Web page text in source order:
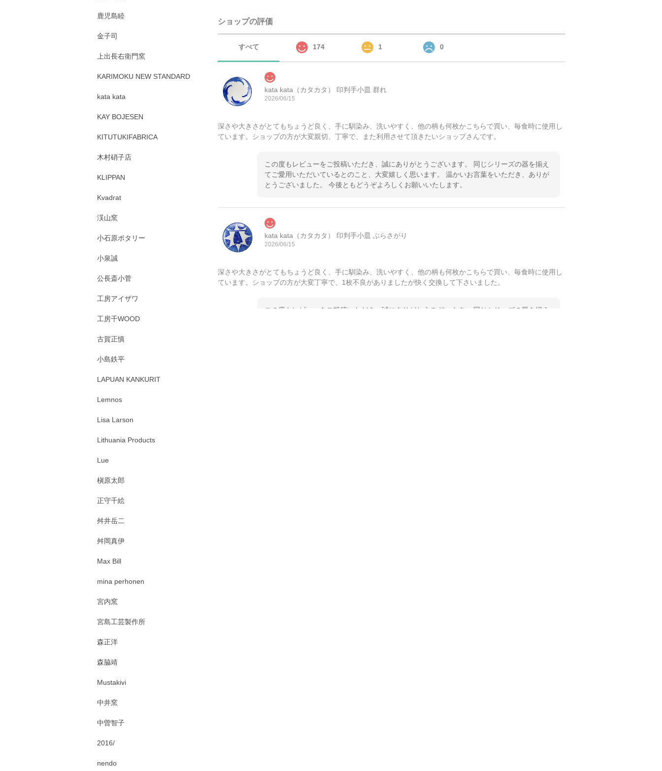
ショップの評価
すべて 174 1 0
kata kata（カタカタ） 印判手小皿 群れ
2026/06/15
深さや大きさがとてもちょうど良く、手に馴染み、洗いやすく、他の柄も何枚かこちらで買い、毎食時に使用し
ています。ショップの方が大変親切、丁寧で、また利用させて頂きたいショップさんです。
この度もレビューをご投稿いただき、誠にありがとうございます。 同じシリーズの器を揃え
てご愛用いただいているとのこと、大変嬉しく思います。 温かいお言葉をいただき、ありが
とうございました。 今後ともどうぞよろしくお願いいたします。
kata kata（カタカタ） 印判手小皿 ぶらさがり
2026/06/15
深さや大きさがとてもちょうど良く、手に馴染み、洗いやすく、他の柄も何枚かこちらで買い、毎食時に使用し
ています。ショップの方が大変丁寧で、1枚不良がありましたが快く交換して下さいました。
この度もレビューをご投稿いただき、誠にありがとうございます。 同じシリーズの器を揃え
鹿児島睦
金子司
上出長右衛門窯
KARIMOKU NEW STANDARD
kata kata
KAY BOJESEN
KITUTUKIFABRICA
木村硝子店
KLIPPAN
Kvadrat
渓山窯
小石原ポタリー
小泉誠
公長斎小菅
工房アイザワ
工房千WOOD
古賀正慎
小島鉄平
LAPUAN KANKURIT
Lemnos
Lisa Larson
Lithuania Products
Lue
槇原太郎
正守千絵
舛井岳二
舛岡真伊
Max Bill
mina perhonen
宮内窯
宮島工芸製作所
森正洋
森脇靖
Mustakivi
中井窯
中曽智子
2016/
nendo